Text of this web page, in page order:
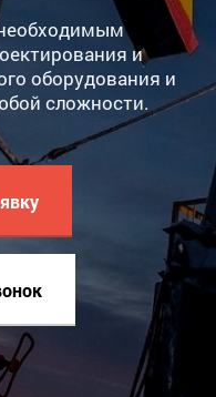
и
оборудования и
сложности.